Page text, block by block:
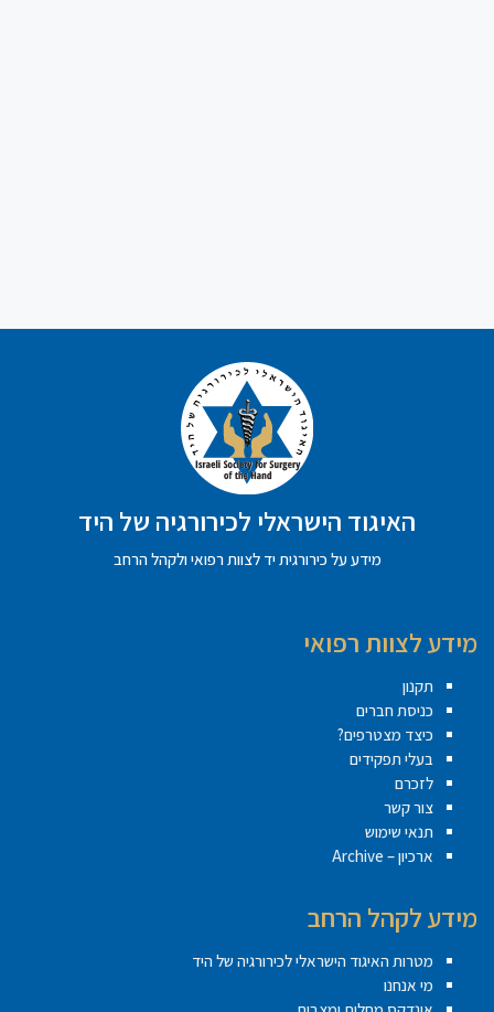
האיגוד הישראלי לכירורגיה של היד
מידע על כירורגית יד לצוות רפואי ולקהל הרחב
מידע לצוות רפואי
תקנון
כניסת חברים
כיצד מצטרפים?
בעלי תפקידים
לזכרם
צור קשר
תנאי שימוש
ארכיון – Archive
מידע לקהל הרחב
מטרות האיגוד הישראלי לכירורגיה של היד
מי אנחנו